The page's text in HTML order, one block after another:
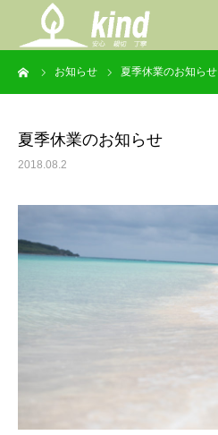
お知らせ 夏季休業のお知らせ
夏季休業のお知らせ
2018.08.2
事業案内